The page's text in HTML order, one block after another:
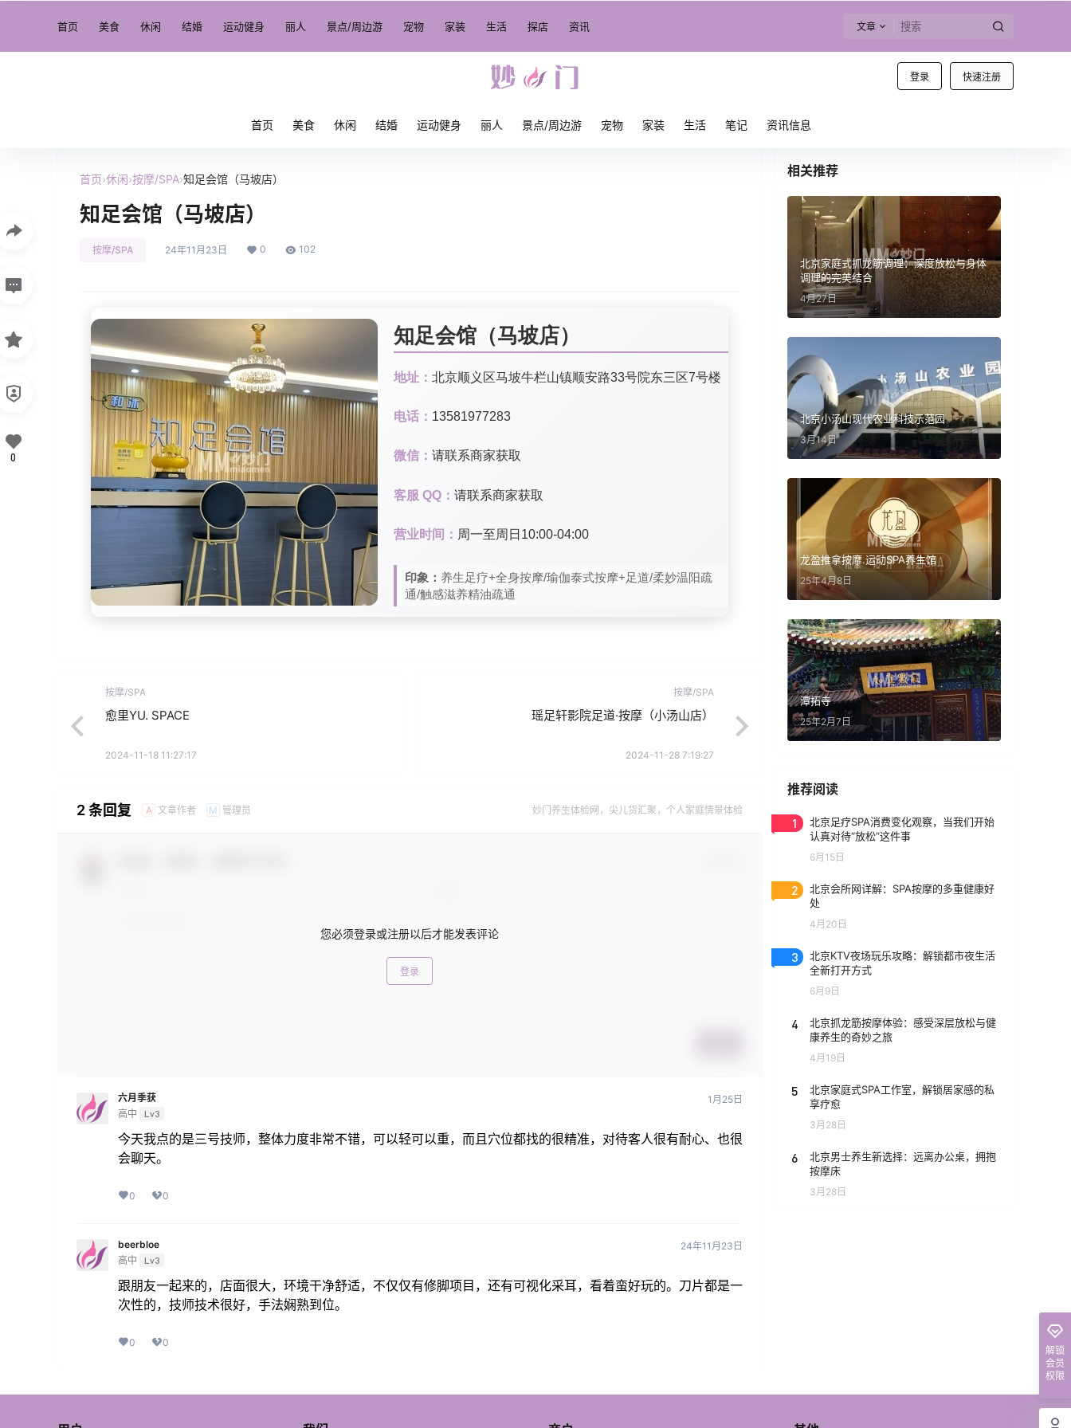
首页 美食 休闲 结婚 运动健身 丽人 景点/周边游 宠物 家装 生活 探店 资讯 文章
登录 快速注册
首页 美食 休闲 结婚 运动健身 丽人 景点/周边游 宠物 家装 生活 笔记 资讯信息
首页›休闲›按摩/SPA›知足会馆（马坡店）
知足会馆（马坡店）
按摩/SPA 24年11月23日 0 102
知足会馆（马坡店）
地址： 北京顺义区马坡牛栏山镇顺安路33号院东三区7号楼
电话： 13581977283
微信： 请联系商家获取
客服 QQ： 请联系商家获取
营业时间： 周一至周日10:00-04:00
印象： 养生足疗+全身按摩/瑜伽泰式按摩+足道/柔妙温阳疏
通/触感滋养精油疏通
0
按摩/SPA
愈里YU. SPACE
2024-11-18 11:27:17
按摩/SPA
瑶足轩影院足道·按摩（小汤山店）
2024-11-28 7:19:27
2 条回复 A 文章作者 M 管理员 妙门养生体验网，尖儿货汇聚，个人家庭情景体验
您必须登录或注册以后才能发表评论
登录
六月季获
高中
Lv3
1月25日
今天我点的是三号技师，整体力度非常不错，可以轻可以重，而且穴位都找的很精准，对待客人很有耐心、也很
会聊天。
0 0
beerbloe
高中
Lv3
24年11月23日
跟朋友一起来的，店面很大，环境干净舒适，不仅仅有修脚项目，还有可视化采耳，看着蛮好玩的。刀片都是一
次性的，技师技术很好，手法娴熟到位。
0 0
相关推荐
北京家庭式抓龙筋调理：深度放松与身体
调理的完美结合
4月27日
北京小汤山现代农业科技示范园
3月14日
龙盈推拿按摩.运动SPA养生馆
25年4月8日
潭拓寺
25年2月7日
推荐阅读
1
北京足疗SPA消费变化观察，当我们开始
认真对待“放松”这件事
6月15日
2
北京会所网详解：SPA按摩的多重健康好
处
4月20日
3
北京KTV夜场玩乐攻略：解锁都市夜生活
全新打开方式
6月9日
4
北京抓龙筋按摩体验：感受深层放松与健
康养生的奇妙之旅
4月19日
5
北京家庭式SPA工作室，解锁居家感的私
享疗愈
3月28日
6
北京男士养生新选择：远离办公桌，拥抱
按摩床
3月28日
解锁
会员
权限